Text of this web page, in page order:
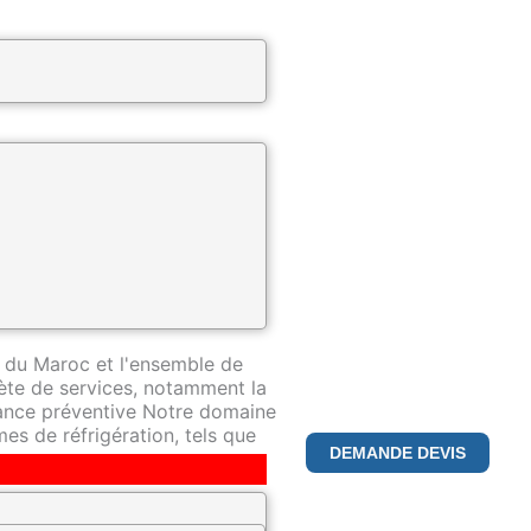
DEMANDE DEVIS
spécialisée dans la
Maroc et l'ensemble de
de services, notamment la
préventive Notre domaine
de réfrigération, tels que